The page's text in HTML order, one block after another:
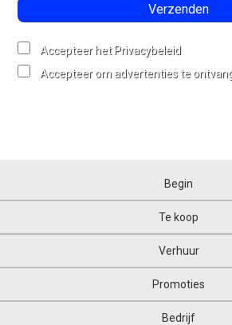
Verzenden
Accepteer het Privacybeleid
Accepteer om advertenties te
Begin
Te koop
Verhuur
Promoties
Bedrijf